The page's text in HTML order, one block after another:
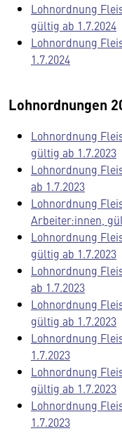
Lohnordnung
gültig ab 1.7.2024
Lohnordnung
1.7.2024
Lohnordnungen
Lohnordnung
gültig ab 1.7.2023
Lohnordnung
ab 1.7.2023
Lohnordnung
Arbeiter:innen,
Lohnordnung
gültig ab 1.7.2023
Lohnordnung
ab 1.7.2023
Lohnordnung
gültig ab 1.7.2023
Lohnordnung
1.7.2023
Lohnordnung
gültig ab 1.7.2023
Lohnordnung
1.7.2023